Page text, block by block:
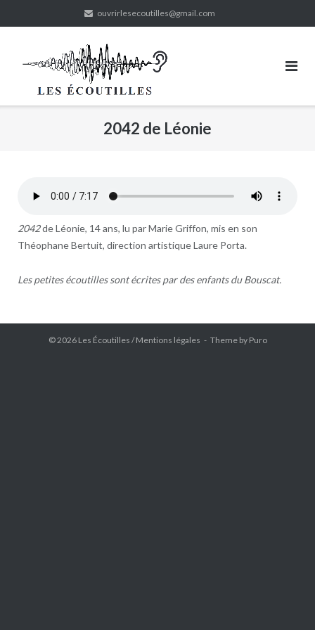
to
ouvrirlesecoutilles@gmail.com
2042 de Léonie
2042de Léonie, 14 ans, lu par Marie Griffon, mis en son
Théophane Bertuit, direction artistique Laure Porta.
Les petites écoutilles sont écrites par des enfants du Bouscat.
© 2026 Les Écoutilles /Mentions légales Theme by Puro